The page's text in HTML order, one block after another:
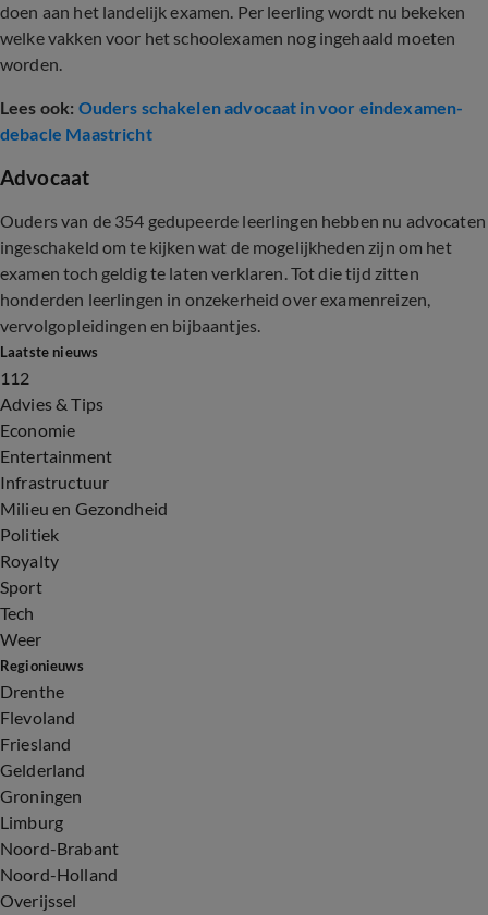
doen aan het landelijk examen. Per leerling wordt nu bekeken
welke vakken voor het schoolexamen nog ingehaald moeten
worden.
Lees ook: Ouders schakelen advocaat in voor eindexamen-
debacle Maastricht
Advocaat
Ouders van de 354 gedupeerde leerlingen hebben nu advocaten
ingeschakeld om te kijken wat de mogelijkheden zijn om het
examen toch geldig te laten verklaren. Tot die tijd zitten
honderden leerlingen in onzekerheid over examenreizen,
vervolgopleidingen en bijbaantjes.
Laatste nieuws
112
Advies & Tips
Economie
Entertainment
Infrastructuur
Milieu en Gezondheid
Politiek
Royalty
Sport
Tech
Weer
Regionieuws
Drenthe
Flevoland
Friesland
Gelderland
Groningen
Limburg
Noord-Brabant
Noord-Holland
Overijssel